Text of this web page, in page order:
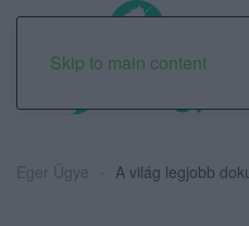
Skip to main content
Eger Ügye A világ legjobb